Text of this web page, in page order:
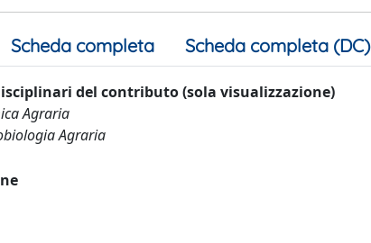
Scheda completa Scheda completa (DC)
del contributo (sola visualizzazione)
Agraria
Agraria